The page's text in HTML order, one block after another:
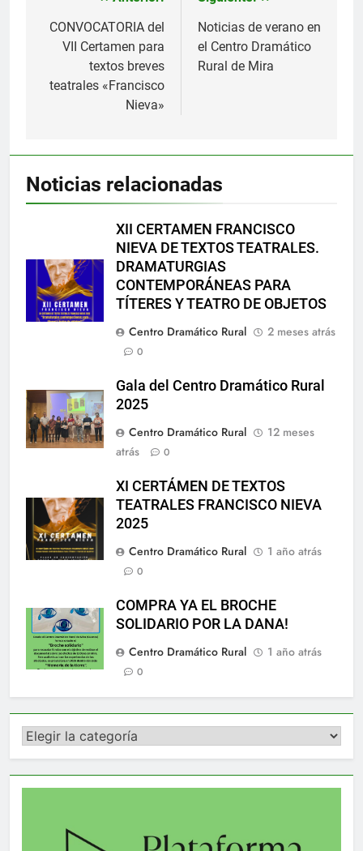
de
entradas
CONVOCATORIA del
VII Certamen para
textos breves
teatrales «Francisco
Nieva»
Noticias de verano en
el Centro Dramático
Rural de Mira
Noticias relacionadas
XII CERTAMEN FRANCISCO
NIEVA DE TEXTOS TEATRALES.
DRAMATURGIAS
CONTEMPORÁNEAS PARA
TÍTERES Y TEATRO DE OBJETOS
Centro Dramático Rural
2 meses atrás
0
Gala del Centro Dramático Rural
2025
Centro Dramático Rural
12 meses
atrás
0
XI CERTÁMEN DE TEXTOS
TEATRALES FRANCISCO NIEVA
2025
Centro Dramático Rural
1 año atrás
0
COMPRA YA EL BROCHE
SOLIDARIO POR LA DANA!
Centro Dramático Rural
1 año atrás
0
Categorías